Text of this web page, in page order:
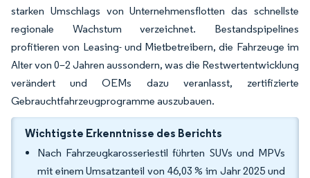
starken Umschlags von Unternehmensflotten das schnellste
regionale Wachstum verzeichnet. Bestandspipelines
profitieren von Leasing- und Mietbetreibern, die Fahrzeuge im
Alter von 0–2 Jahren aussondern, was die Restwertentwicklung
verändert und OEMs dazu veranlasst, zertifizierte
Gebrauchtfahrzeugprogramme auszubauen.
Wichtigste Erkenntnisse des Berichts
Nach Fahrzeugkarosseriestil führten SUVs und MPVs
mit einem Umsatzanteil von 46,03 % im Jahr 2025 und